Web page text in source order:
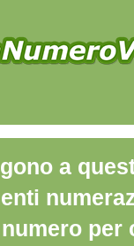
a
per